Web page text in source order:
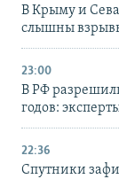
В Крыму и
слышны
23:00
В РФ
годов:
22:36
Спутники